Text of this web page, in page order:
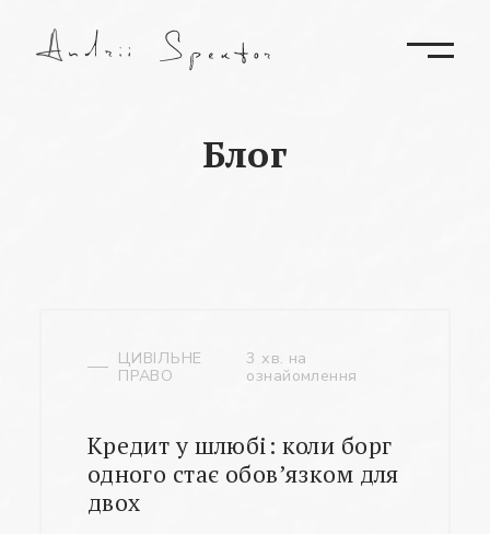
Блог
ЦИВІЛЬНЕ
ПРАВО
3 хв. на
ознайомлення
Кредит у шлюбі: коли борг
одного стає обов’язком для
двох